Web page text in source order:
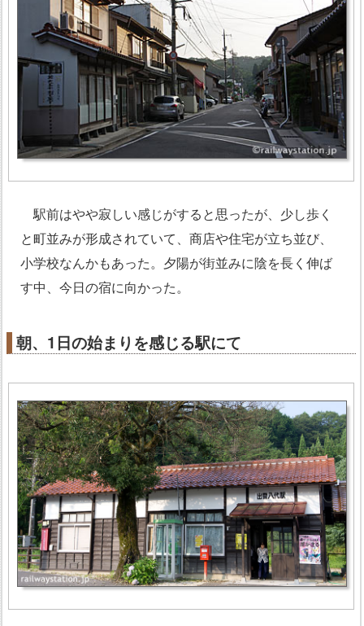
駅前はやや寂しい感じがすると思ったが、少し歩く
と町並みが形成されていて、商店や住宅が立ち並び、
小学校なんかもあった。夕陽が街並みに陰を長く伸ば
す中、今日の宿に向かった。
朝、1日の始まりを感じる駅にて